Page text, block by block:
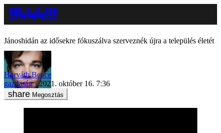
Jánoshidán az idősekre fókuszálva szerveznék újra a település életét
Horváth Bence
gazdaság
2021. október 16. 7:36
Megosztás